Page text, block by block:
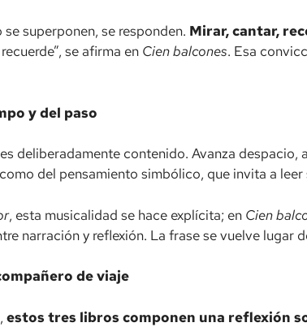
superponen, se responden. Mirar, cantar,
se afirma en Cien balcones. Esa
y del paso
deliberadamente contenido. Avanza
del pensamiento simbólico, que invita a
, esta musicalidad se hace explícita; en Cien
narración y reflexión. La frase se vuelve lugar
de viaje
estos tres libros componen una reflexión